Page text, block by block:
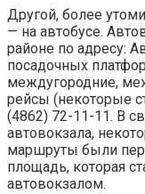
Другой, более
— на автобусе.
районе по адресу:
посадочных
междугородние,
рейсы (некоторые
(4862) 72-11-11. В
автовокзала,
маршруты были
площадь, которая
автовокзалом.